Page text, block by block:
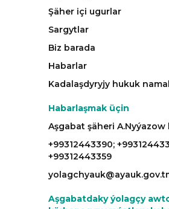
Şäher içi ugurlar
Sargytlar
Biz barada
Habarlar
Kadalaşdyryjy hukuk
Habarlaşmak üçin
Aşgabat şäheri
+99312443390;
+99312443359
Aşgabatdaky ýolagçy